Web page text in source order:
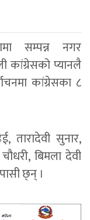
सम्पन्न नगर
कांग्रेसको प्यानलै
कांग्रेसका ८
तारादेवी सुनार,
बिमला देवी
छ्न् ।